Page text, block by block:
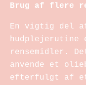
Brug af flere
En vigtig del af
hudplejerutine
rensemidler.
anvende et
efterfulgt af et